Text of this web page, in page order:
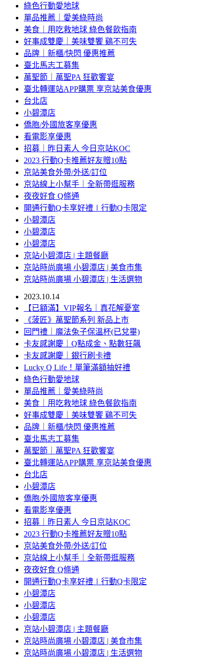
綠色行動愛地球
單品推薦｜愛美綠時尚
美食｜用吃救地球 綠色餐飲指南
好事成雙慶｜美味雙饗 鷄不可失
品牌｜新櫃/快閃 優惠推薦
臺北馬志工募集
萬聖節｜萬聖PA 狂歡饗宴
臺北轉運站APP購票 享京站美食優惠
台北店
小碧潭店
僑胞/外國旅客享優惠
看電影享優惠
招募｜昨日素人 今日京站KOC
2023 行動Q卡推薦好友贈10點
京站美食外帶/外送/訂位
京站線上小幫手｜全新帶逛服務
夜夜好食 Q條通
開通行動Q卡享好禮∣行動Q卡限定
小碧潭店
小碧潭店
小碧潭店
京站小碧潭店 | 主題餐廳
京站時尚廣場 小碧潭店 | 美食市集
京站時尚廣場 小碧潭店 | 生活選物
2023.10.14
【已額滿】VIP報名｜真花解憂室
《菠匠》萬聖節系列 新品上市
回門禮｜魔法兔子保溫杯(已兌畢)
卡友感謝慶｜Q點成金、點數狂飆
卡友感謝慶｜銀行刷卡禮
Lucky Q Life！單筆滿額抽好禮
綠色行動愛地球
單品推薦｜愛美綠時尚
美食｜用吃救地球 綠色餐飲指南
好事成雙慶｜美味雙饗 鷄不可失
品牌｜新櫃/快閃 優惠推薦
臺北馬志工募集
萬聖節｜萬聖PA 狂歡饗宴
臺北轉運站APP購票 享京站美食優惠
台北店
小碧潭店
僑胞/外國旅客享優惠
看電影享優惠
招募｜昨日素人 今日京站KOC
2023 行動Q卡推薦好友贈10點
京站美食外帶/外送/訂位
京站線上小幫手｜全新帶逛服務
夜夜好食 Q條通
開通行動Q卡享好禮∣行動Q卡限定
小碧潭店
小碧潭店
小碧潭店
京站小碧潭店 | 主題餐廳
京站時尚廣場 小碧潭店 | 美食市集
京站時尚廣場 小碧潭店 | 生活選物